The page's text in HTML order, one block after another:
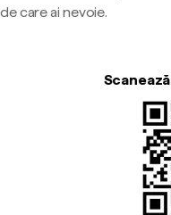
de care ai nevoie.